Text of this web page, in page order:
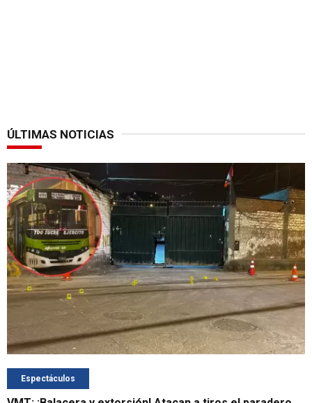
ÚLTIMAS NOTICIAS
Espectáculos